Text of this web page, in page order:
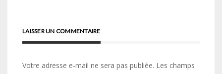
LAISSER UN COMMENTAIRE
Votre adresse e-mail ne sera pas publiée. Les champs